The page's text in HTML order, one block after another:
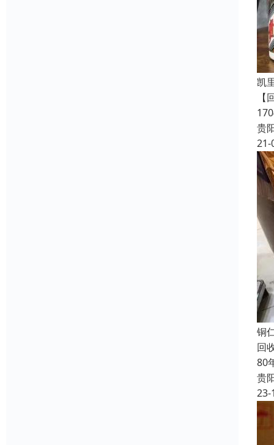
凯
贵
21-
铜
回
80
贵
23-